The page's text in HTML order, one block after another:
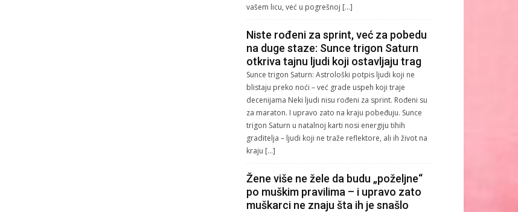
vašem licu, već u pogrešnoj […]
Niste rođeni za sprint, već za pobedu
na duge staze: Sunce trigon Saturn
otkriva tajnu ljudi koji ostavljaju trag
Sunce trigon Saturn: Astrološki potpis ljudi koji ne
blistaju preko noći – već grade uspeh koji traje
decenijama Neki ljudi nisu rođeni za sprint. Rođeni su
za maraton. I upravo zato na kraju pobeđuju. Sunce
trigon Saturn u natalnoj karti nosi energiju tihih
graditelja – ljudi koji ne traže reflektore, ali ih život na
kraju […]
Žene više ne žele da budu „poželjne“
po muškim pravilima – i upravo zato
muškarci ne znaju šta ih je snašlo